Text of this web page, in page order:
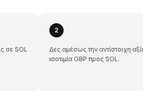
σε SOL
2
Δες αμέσως την αντίστοιχη
ισοτιμία GBP προς SOL.